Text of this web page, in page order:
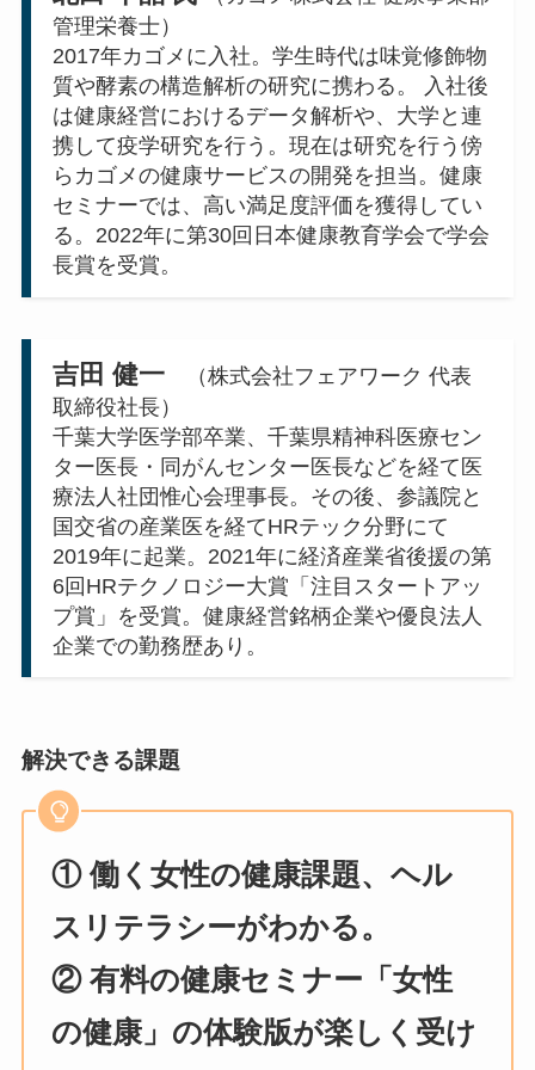
管理栄養士）
2017年カゴメに入社。学生時代は味覚修飾物
質や酵素の構造解析の研究に携わる。 入社後
は健康経営におけるデータ解析や、大学と連
携して疫学研究を行う。現在は研究を行う傍
らカゴメの健康サービスの開発を担当。健康
セミナーでは、高い満足度評価を獲得してい
る。2022年に第30回日本健康教育学会で学会
長賞を受賞。
吉田 健一（株式会社フェアワーク 代表
取締役社長）
千葉大学医学部卒業、千葉県精神科医療セン
ター医長・同がんセンター医長などを経て医
療法人社団惟心会理事長。その後、参議院と
国交省の産業医を経てHRテック分野にて
2019年に起業。2021年に経済産業省後援の第
6回HRテクノロジー大賞「注目スタートアッ
プ賞」を受賞。健康経営銘柄企業や優良法人
企業での勤務歴あり。
解決できる課題
①働く女性の健康課題、ヘル
スリテラシーがわかる。
②有料の健康セミナー「女性
の健康」の体験版が楽しく受け